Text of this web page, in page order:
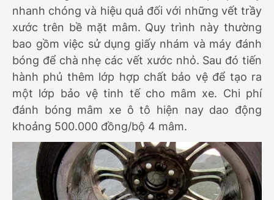
nhanh chóng và hiệu quả đối với những vết trầy
xước trên bề mặt mâm. Quy trình này thường
bao gồm việc sử dụng giấy nhám và máy đánh
bóng để chà nhẹ các vết xước nhỏ. Sau đó tiến
hành phủ thêm lớp hợp chất bảo vệ để tạo ra
một lớp bảo vệ tinh tế cho mâm xe. Chi phí
đánh bóng mâm xe ô tô hiện nay dao động
khoảng 500.000 đồng/bộ 4 mâm.